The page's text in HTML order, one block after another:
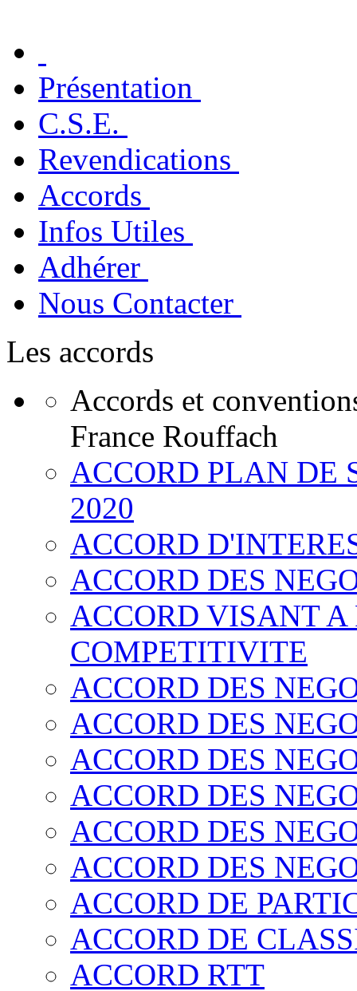
Présentation
C.S.E.
Revendications
Accords
Infos Utiles
Adhérer
Nous Contacter
Les accords
Accords et
France Rouffach
ACCORD PLAN DE
2020
ACCORD
ACCORD DES
ACCORD VISANT
COMPETITIVITE
ACCORD DES
ACCORD DES
ACCORD DES
ACCORD DES
ACCORD DES
ACCORD DES
ACCORD DE
ACCORD DE
ACCORD RTT